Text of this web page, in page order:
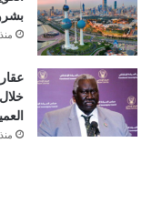
منذ 7 ساعات